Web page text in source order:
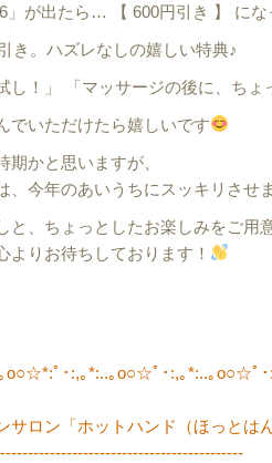
」が出たら… 【 600円引き 】 にな
き。ハズレなしの嬉しい特典♪
し！」 「マッサージの後に、ちょ
でいただけたら嬉しいです
期かと思いますが、
、今年のあいうちにスッキリさせ
と、ちょっとしたお楽しみをご用意
よりお待ちしております！
o○☆*:ﾟ･:,｡*:..｡o○☆ﾟ･:,｡*:..｡o○☆ﾟ
サロン「ホットハンド（ほっとは